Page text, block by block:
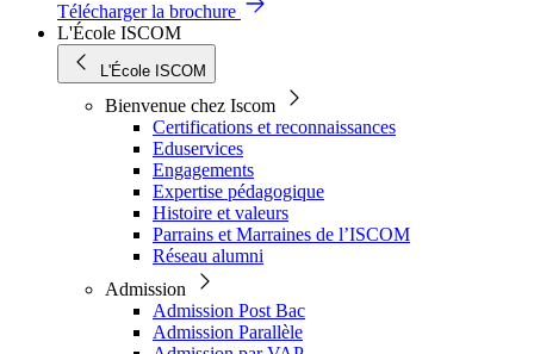
Télécharger la brochure
L'École ISCOM
L'École ISCOM
Bienvenue chez Iscom
Certifications et reconnaissances
Eduservices
Engagements
Expertise pédagogique
Histoire et valeurs
Parrains et Marraines de l’ISCOM
Réseau alumni
Admission
Admission Post Bac
Admission Parallèle